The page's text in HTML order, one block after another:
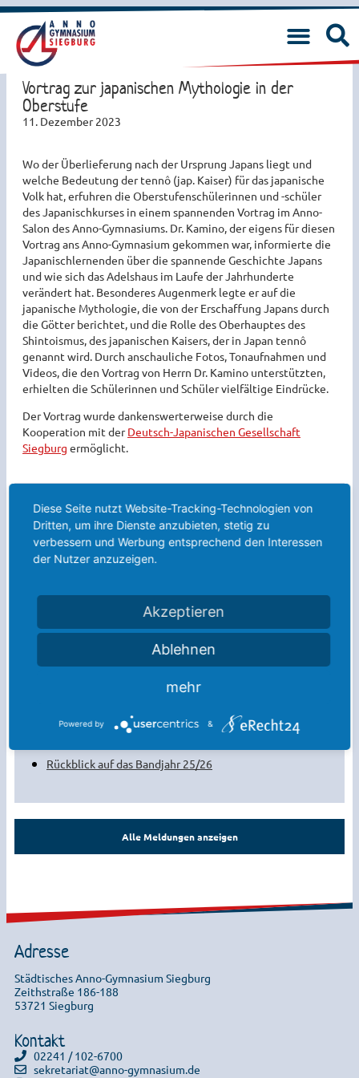
Vortrag zur japanischen Mythologie in der
Oberstufe
11. Dezember 2023
Wo der Überlieferung nach der Ursprung Japans liegt und
welche Bedeutung der tennô (jap. Kaiser) für das japanische
Volk hat, erfuhren die Oberstufenschülerinnen und -schüler
des Japanischkurses in einem spannenden Vortrag im Anno-
Salon des Anno-Gymnasiums. Dr. Kamino, der eigens für diesen
Vortrag ans Anno-Gymnasium gekommen war, informierte die
Japanischlernenden über die spannende Geschichte Japans
und wie sich das Adelshaus im Laufe der Jahrhunderte
verändert hat. Besonderes Augenmerk legte er auf die
japanische Mythologie, die von der Erschaffung Japans durch
die Götter berichtet, und die Rolle des Oberhauptes des
Shintoismus, des japanischen Kaisers, der in Japan tennô
genannt wird. Durch anschauliche Fotos, Tonaufnahmen und
Videos, die den Vortrag von Herrn Dr. Kamino unterstützten,
erhielten die Schülerinnen und Schüler vielfältige Eindrücke.
Der Vortrag wurde dankenswerterweise durch die
Kooperation mit derDeutsch-Japanischen Gesellschaft
Siegburg ermöglicht.
Weitere Meldungen:
Die Sommerferien sind da!
Willkommen am Anno! Der Kennenlernnachmittag
Aufführung des Theaterkurses der Q1 – Einer flog über
das Kuckucksnest
ANNO Filmpreisverleihung 2026 – der Kurs „Filmen,
Einladung zum Annonianerfest am Samstag, 11. Juli
Rückblick auf das Bandjahr 25/26
Alle Meldungen anzeigen
Adresse
Städtisches Anno-Gymnasium Siegburg
Zeithstraße 186-188
53721 Siegburg
Kontakt
02241 / 102-6700
sekretariat@anno-gymnasium.de
Diese Seite nutzt Website-Tracking-Technologien von
Dritten, um ihre Dienste anzubieten, stetig zu
verbessern und Werbung entsprechend den Interessen
der Nutzer anzuzeigen.
Akzeptieren
Ablehnen
mehr
Powered by &